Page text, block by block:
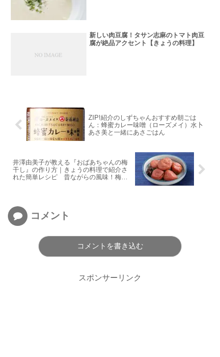
新しい肉豆腐！タサン志麻のトマト肉豆
腐が絶品アクセント【きょうの料理】
ZIP!紹介のしずちゃんおすすめ朝ごは
ん：蜂蜜カレー味噌（ローズメイ）水卜
あさ美と一緒にあさごはん
井澤由美子が教える『おばあちゃんの梅
干し』の作り方｜きょうの料理で紹介さ
れた簡単レシピ 昔ながらの風味！梅料
コメント
コメントを書き込む
スポンサーリンク